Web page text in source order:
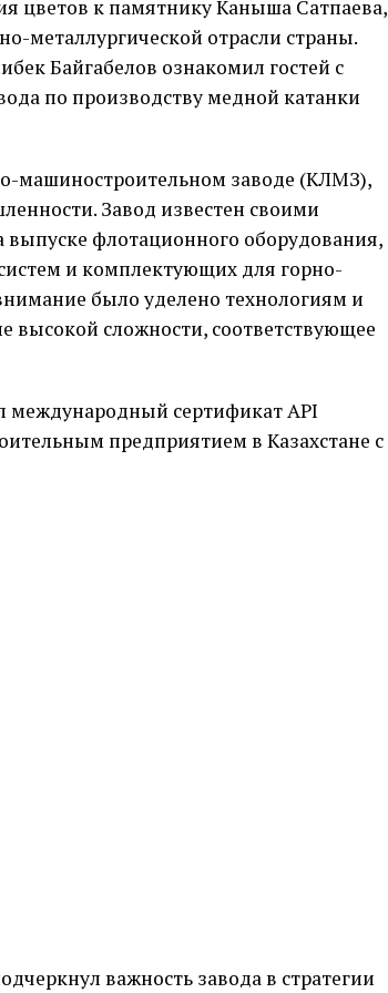
цветов к памятнику Каныша Сатпаева,
металлургической отрасли страны.
Байгабелов ознакомил гостей с
по производству медной катанки
машиностроительном заводе (КЛМЗ),
Завод известен своими
флотационного оборудования,
и комплектующих для горно-
было уделено технологиям и
высокой сложности, соответствующее
международный сертификат API
предприятием в Казахстане с
важность завода в стратегии